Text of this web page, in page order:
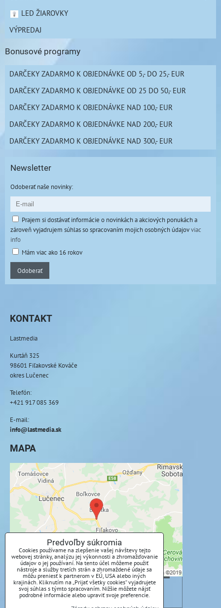
LED ŽIAROVKY
VÝPREDAJ
Bonusové programy
DARČEKY ZADARMO K OBJEDNÁVKE OD 5,- DO 25,- EUR
DARČEKY ZADARMO K OBJEDNÁVKE OD 25 DO 50,- EUR
DARČEKY ZADARMO K OBJEDNÁVKE NAD 100,- EUR
DARČEKY ZADARMO K OBJEDNÁVKE NAD 200,- EUR
DARČEKY ZADARMO K OBJEDNÁVKE NAD 300,- EUR
Newsletter
Odoberať naše novinky:
Prajem si dostávať informácie o novinkách a akciových ponukách a
zároveň vyjadrujem súhlas so spracovaním mojich osobných údajovviac
info
Mám viac ako 16 rokov
Odoberať
KONTAKT
Lastmedia
Kurtáň 325
98601 Fiľakovské Kováče
okres Lučenec
Telefón:
+421 917 085 369
E-mail:
info@lastmedia.sk
MAPA
Externý obsah je blokovaný Voľbami
súkromia
Prajete si načítať externý obsah?
Povoliť tentokrát
Povoliť a zapamätať - súhlas s druhom cookie:
Funkčné
Otvoriť obsah v novom okne
Predvoľby súkromia
Cookies používame na zlepšenie vašej návštevy tejto
webovej stránky, analýzu jej výkonnosti a zhromažďovanie
údajov o jej používaní. Na tento účel môžeme použiť
nástroje a služby tretích strán a zhromaždené údaje sa
môžu preniesť k partnerom v EÚ, USA alebo iných
krajinách. Kliknutím na „Prijať všetky cookies“ vyjadrujete
svoj súhlas s týmto spracovaním. Nižšie môžete nájsť
podrobné informácie alebo upraviť svoje preferencie.